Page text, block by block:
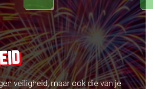
veiligheid, maar ook die van je